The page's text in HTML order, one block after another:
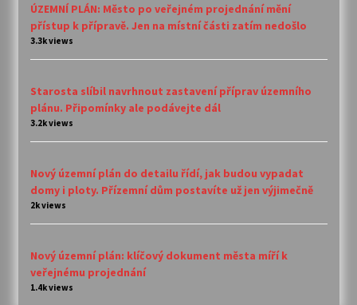
ÚZEMNÍ PLÁN: Město po veřejném projednání mění
přístup k přípravě. Jen na místní části zatím nedošlo
3.3k views
Starosta slíbil navrhnout zastavení příprav územního
plánu. Připomínky ale podávejte dál
3.2k views
Nový územní plán do detailu řídí, jak budou vypadat
domy i ploty. Přízemní dům postavíte už jen výjimečně
2k views
Nový územní plán: klíčový dokument města míří k
veřejnému projednání
1.4k views